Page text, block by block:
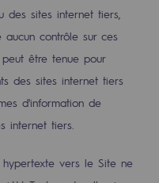
et opportunités
des sites internet tiers,
aucun contrôle sur ces
être tenue pour
des sites internet tiers
d'information de
internet tiers.
vers le Site ne